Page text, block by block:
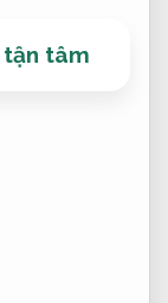
tận tâm